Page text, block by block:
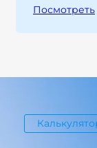
Посмотреть